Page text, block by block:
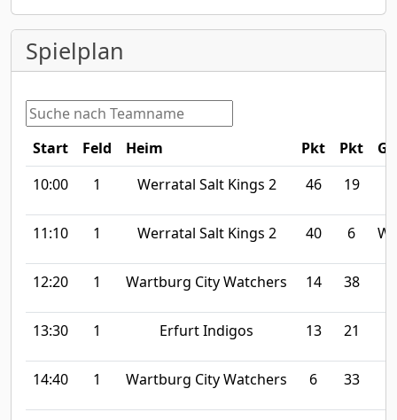
Spielplan
Start Feld Heim Pkt Pkt
10:00
1 Werratal Salt Kings 2 46 19
11:10 1 Werratal Salt Kings 2 40 6
12:20 1 Wartburg City Watchers 14 38
13:30 1 Erfurt Indigos 13 21
14:40 1 Wartburg City Watchers 6 33